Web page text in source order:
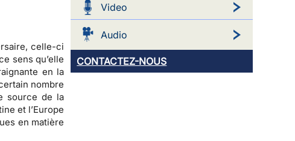
, celle-ci
sens qu’elle
en la
nombre
source de la
et l’Europe
en matière
Video
Audio
CONTACTEZ-NOUS